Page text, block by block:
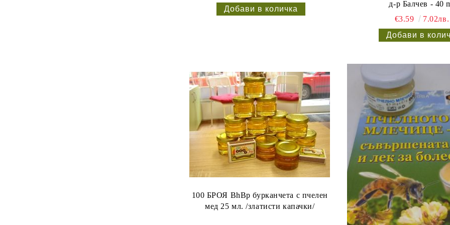
д-р Балчев - 40
€3.59
7.02лв.
100 БРОЯ BhBp бурканчета с пчелен
мед 25 мл. /златисти капачки/